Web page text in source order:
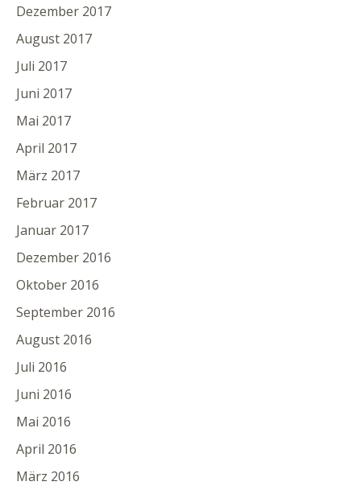
Dezember 2017
August 2017
Juli 2017
Juni 2017
Mai 2017
April 2017
März 2017
Februar 2017
Januar 2017
Dezember 2016
Oktober 2016
September 2016
August 2016
Juli 2016
Juni 2016
Mai 2016
April 2016
März 2016